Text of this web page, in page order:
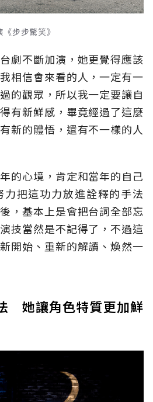
步步驚笑》
劇不斷加演，她更覺得應該
相信會來看的人，一定有一
的觀眾，所以我一定要讓自
有新鮮感，畢竟經過了這麼
新的體悟，還有不一樣的人
的心境，肯定和當年的自己
把這功力放進詮釋的手法
，基本上是會把台詞全部忘
技當然是不記得了，不過這
開始、重新的解讀、煥然一
她讓角色特質更加鮮